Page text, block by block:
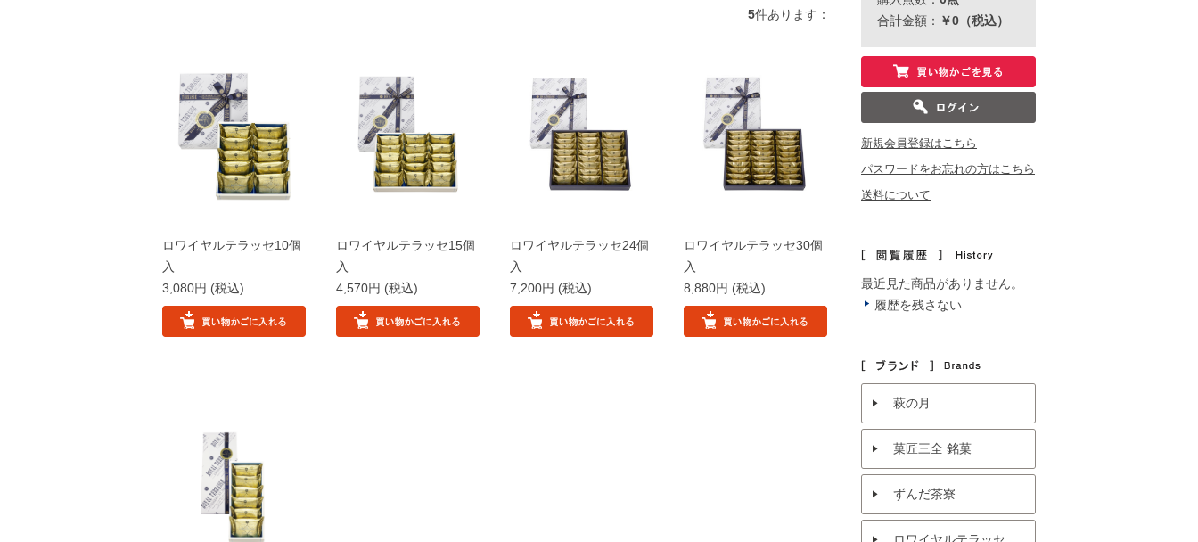
5件あります ：
ロワイヤルテラッセ10個
入
3,080円 (税込)
ロワイヤルテラッセ15個
入
4,570円 (税込)
ロワイヤルテラッセ24個
入
7,200円 (税込)
ロワイヤルテラッセ30個
入
8,880円 (税込)
合計金額： ￥0 （税込）
新規会員登録はこちら
パスワードをお忘れの方はこちら
送料について
最近見た商品がありません。
履歴を残さない
萩の月
菓匠三全 銘菓
ずんだ茶寮